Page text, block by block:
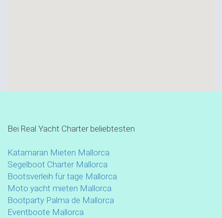
Bei Real Yacht Charter beliebtesten
Katamaran Mieten Mallorca
Segelboot Charter Mallorca
Bootsverleih für tage Mallorca
Moto yacht mieten Mallorca
Bootparty Palma de Mallorca
Eventboote Mallorca